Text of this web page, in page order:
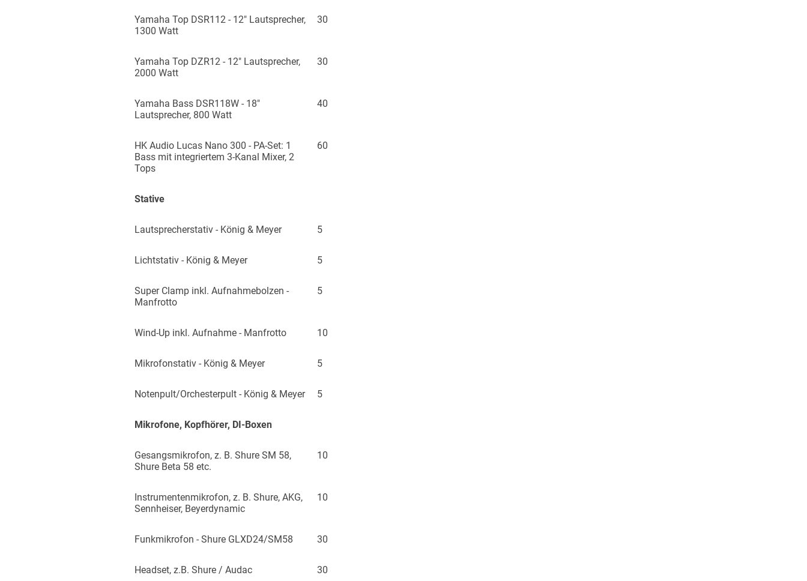
Yamaha Top DSR112 - 12″ Lautsprecher,
1300 Watt
30
Yamaha Top DZR12 - 12″ Lautsprecher,
2000 Watt
30
Yamaha Bass DSR118W - 18″
Lautsprecher, 800 Watt
40
HK Audio Lucas Nano 300 - PA-Set: 1
Bass mit integriertem 3-Kanal Mixer, 2
Tops
60
Stative
Lautsprecherstativ - König & Meyer 5
Lichtstativ - König & Meyer 5
Super Clamp inkl. Aufnahmebolzen -
Manfrotto
5
Wind-Up inkl. Aufnahme - Manfrotto 10
Mikrofonstativ - König & Meyer 5
Notenpult/Orchesterpult - König & Meyer 5
Mikrofone, Kopfhörer, DI-Boxen
Gesangsmikrofon, z. B. Shure SM 58,
Shure Beta 58 etc.
10
Instrumentenmikrofon, z. B. Shure, AKG,
Sennheiser, Beyerdynamic
10
Funkmikrofon - Shure GLXD24/SM58 30
Headset, z.B. Shure / Audac 30